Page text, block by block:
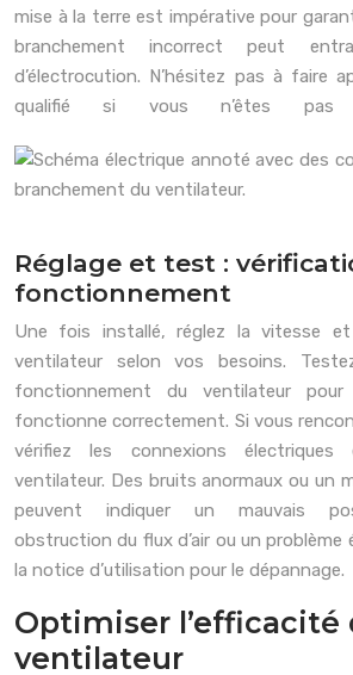
mise à la terre est impérative pour
branchement incorrect peut
d’électrocution. N’hésitez pas à faire
qualifié si vous n’êtes
Réglage et test :
fonctionnement
Une fois installé, réglez la vitesse
ventilateur selon vos besoins.
fonctionnement du ventilateur pour
fonctionne correctement. Si vous
vérifiez les connexions
ventilateur. Des bruits anormaux ou un
peuvent indiquer un mauvais
obstruction du flux d’air ou un problème
la notice d’utilisation pour le dépannage.
Optimiser l’efficacité
ventilateur